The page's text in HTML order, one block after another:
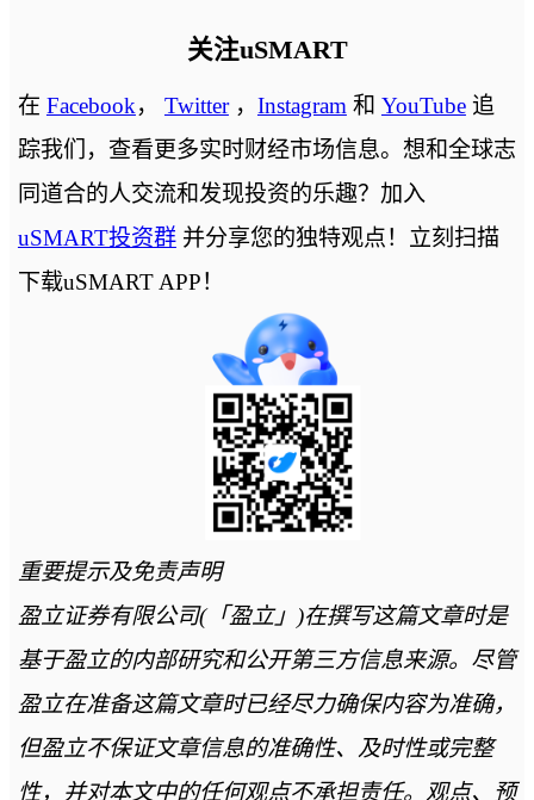
关注uSMART
在 Facebook， Twitter， Instagram和 YouTube追
踪我们，查看更多实时财经市场信息。想和全球志
同道合的人交流和发现投资的乐趣？加入
uSMART投资群并分享您的独特观点！立刻扫描
下载uSMART APP！
重要提示及免责声明
盈立证券有限公司(「盈立」)在撰写这篇文章时是
基于盈立的内部研究和公开第三方信息来源。尽管
盈立在准备这篇文章时已经尽力确保内容为准确，
但盈立不保证文章信息的准确性、及时性或完整
性，并对本文中的任何观点不承担责任。观点、预